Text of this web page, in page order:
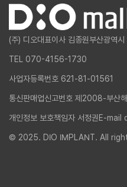
(주) 디오대표이사 김종원부산광역
TEL 070-4156-1730
사업자등록번호 621-81-01561
통신판매업신고번호 제2008-부산
개인정보 보호책임자 서정권 E-mail
© 2025. DIO IMPLANT. All